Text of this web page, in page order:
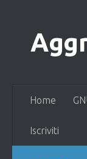
Home
Iscriviti